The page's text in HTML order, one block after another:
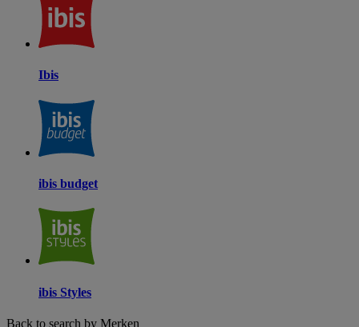
Ibis
ibis budget
ibis Styles
Back to search by Merken